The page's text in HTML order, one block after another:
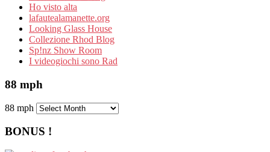
Ho visto alta
lafautealamanette.org
Looking Glass House
Collezione Rhod Blog
Sp!nz Show Room
I videogiochi sono Rad
88 mph
88 mph
BONUS !